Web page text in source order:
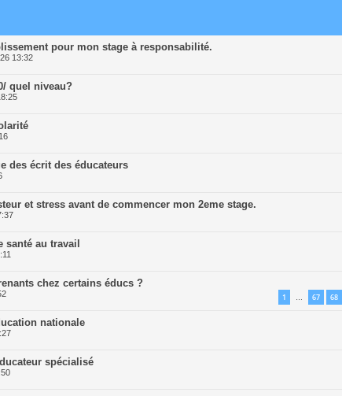
pour mon stage à responsabilité.
13:32
quel niveau?
des écrit des éducateurs
et stress avant de commencer mon 2eme stage.
au travail
chez certains éducs ?
1 … 67 68
nationale
spécialisé